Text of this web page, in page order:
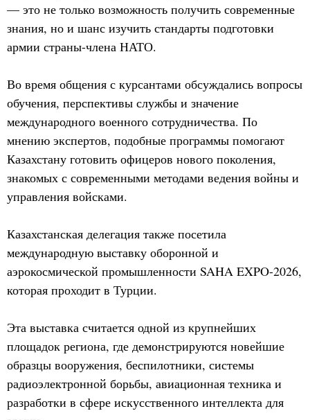
— это не только возможность получить современные
знания, но и шанс изучить стандарты подготовки
армии страны-члена НАТО.
Во время общения с курсантами обсуждались вопросы
обучения, перспективы службы и значение
международного военного сотрудничества. По
мнению экспертов, подобные программы помогают
Казахстану готовить офицеров нового поколения,
знакомых с современными методами ведения войны и
управления войсками.
Казахстанская делегация также посетила
международную выставку оборонной и
аэрокосмической промышленности SAHA EXPO-2026,
которая проходит в Турции.
Эта выставка считается одной из крупнейших
площадок региона, где демонстрируются новейшие
образцы вооружения, беспилотники, системы
радиоэлектронной борьбы, авиационная техника и
разработки в сфере искусственного интеллекта для